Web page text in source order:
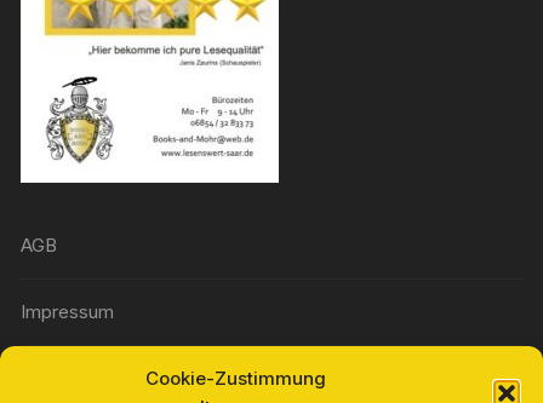
Cookie-Zustimmung
AGB
Impressum
Widerrufsbelehrung